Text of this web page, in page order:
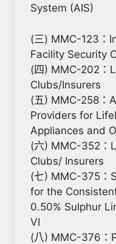
System (AIS)
(三) MMC-123：
Facility Security
(四) MMC-202：
Clubs/Insurers
(五) MMC-258：
Providers for
Appliances and
(六) MMC-352：
Clubs/ Insurers
(七) MMC-375：
for the
0.50% Sulphur
VI
(八) MMC-376：